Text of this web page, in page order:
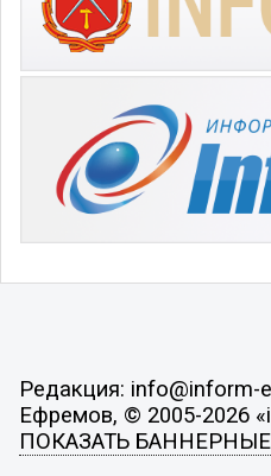
Редакция: info@inform-
Ефремов, © 2005-2026
ПОКАЗАТЬ